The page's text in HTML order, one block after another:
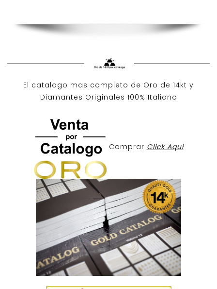
El catalogo mas completo de Oro de 14kt y
Diamantes Originales 100% Italiano
Comprar Click Aqui